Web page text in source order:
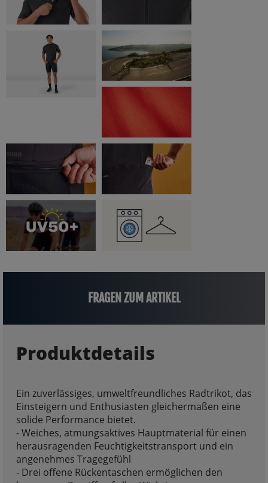
FRAGEN ZUM ARTIKEL
Produktdetails
Ein zuverlässiges, umweltfreundliches Radtrikot, das
Einsteigern und Enthusiasten gleichermaßen eine
solide Performance bietet.
- Weiches, atmungsaktives Hauptmaterial für einen
herausragenden Feuchtigkeitstransport und ein
angenehmes Tragegefühl
- Drei offene Rückentaschen ermöglichen den